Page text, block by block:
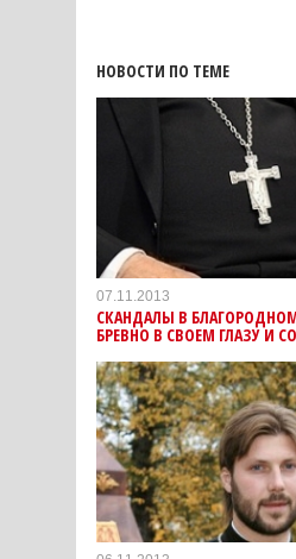
НОВОСТИ ПО ТЕМЕ
07.11.2013
СКАНДАЛЫ В
БРЕВНО В СВОЕМ ГЛАЗУ И